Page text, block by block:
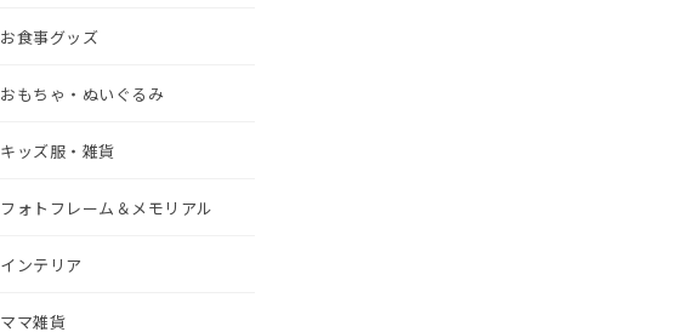
お食事グッズ
おもちゃ・ぬいぐるみ
キッズ服・雑貨
フォトフレーム＆メモリアル
インテリア
ママ雑貨